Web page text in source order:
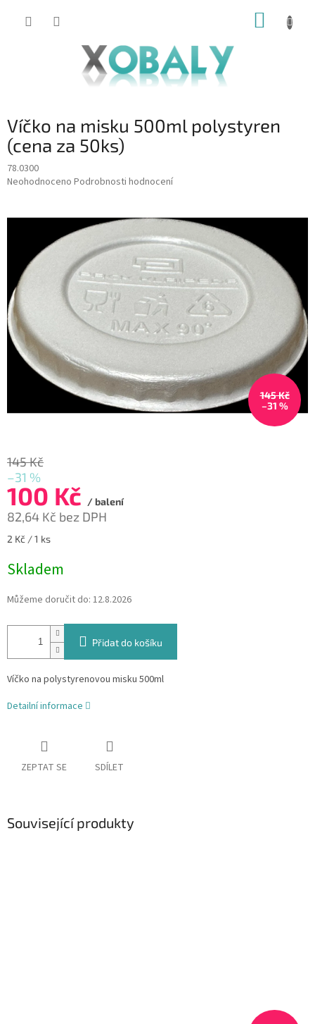
KOŠÍK
Víčko na misku 500ml polystyren
(cena za 50ks)
78.0300
Průměrné
je
hvězdiček.
Neohodnoceno Podrobnosti hodnocení
145 Kč
–31 %
145 Kč
–31 %
100 Kč / balení
82,64 Kč bez DPH
Měrná
2 Kč / 1 ks
Skladem
Můžeme doručit do: 12.8.2026
Přidat do košíku
Víčko na polystyrenovou misku 500ml
Detailní informace
ZEPTAT SE SDÍLET
Související produkty